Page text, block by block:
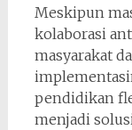
Meskipun
kolaborasi
masyarakat
pendidikan
menjadi